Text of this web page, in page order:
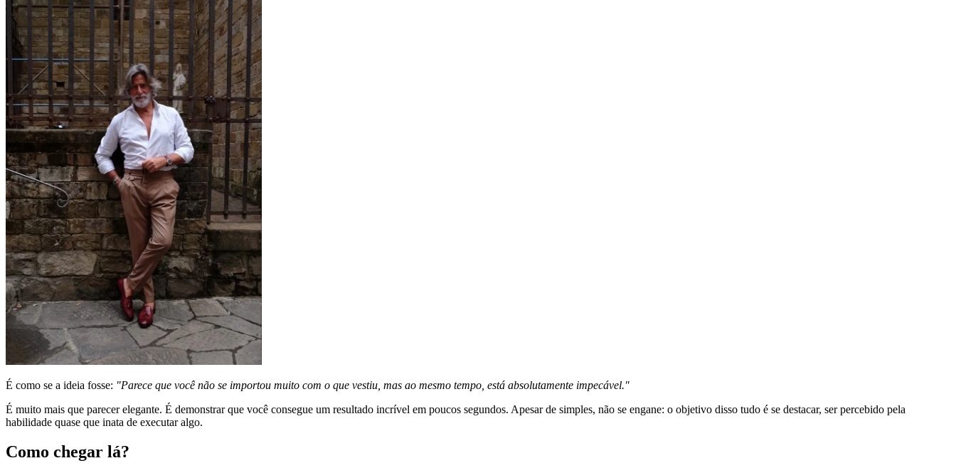
É como se a ideia fosse: "Parece que você não se importou muito com o que vestiu, mas ao mesmo tempo, está absolutamente impecável."
É muito mais que parecer elegante. É demonstrar que você consegue um resultado incrível em poucos segundos. Apesar de simples, não se engane: o objetivo disso tudo é se destacar, ser percebido pela
habilidade quase que inata de executar algo.
Como chegar lá?